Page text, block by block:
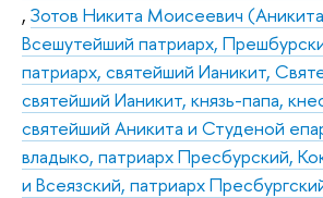
, Зотов Никита Моисеевич
Всешутейший патриарх,
патриарх, святейший Ианикит,
святейший Ианикит, князь-папа,
святейший Аникита и Студеной
владыко, патриарх Пресбурский,
и Всеязский, патриарх